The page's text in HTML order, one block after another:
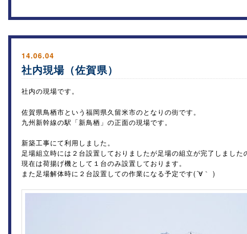
14.06.04
社内現場（佐賀県）
社内の現場です。
佐賀県鳥栖市という福岡県久留米市のとなりの街です。
九州新幹線の駅「新鳥栖」の正面の現場です。
新築工事にて利用しました。
足場組立時には２台設置しておりましたが足場の組立が完了しました
現在は荷揚げ機として１台のみ設置しております。
また足場解体時に２台設置しての作業になる予定です(´∀｀ )